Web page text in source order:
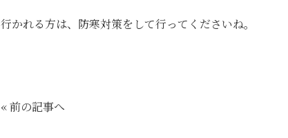
行かれる方は、防寒対策をして行ってくださいね。
« 前の記事へ